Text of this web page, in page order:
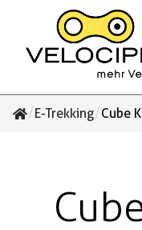
/E-Trekking/Cube